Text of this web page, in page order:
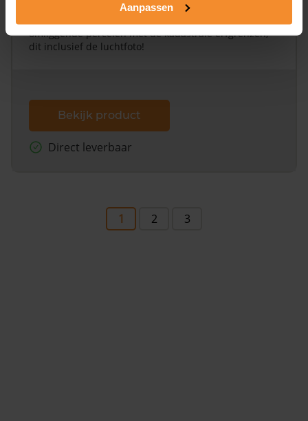
Aanpassen
omliggende percelen met de kadastrale erfgrenzen,
dit inclusief de luchtfoto!
Bekijk product
Direct leverbaar
1 2 3